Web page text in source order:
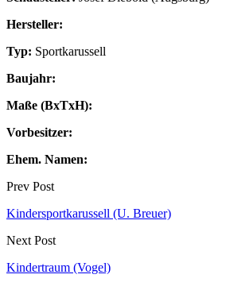
Hersteller:
Typ: Sportkarussell
Baujahr:
Maße (BxTxH):
Vorbesitzer:
Ehem. Namen:
Prev Post
Kindersportkarussell (U. Breuer)
Next Post
Kindertraum (Vogel)